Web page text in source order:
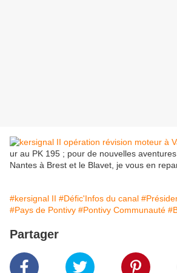
ur au PK 195 ; pour de nouvelles
Nantes à Brest et le Blavet, je vous en
#kersignal II #Défic'Infos du canal
#Pays de Pontivy #Pontivy Communauté
Partager